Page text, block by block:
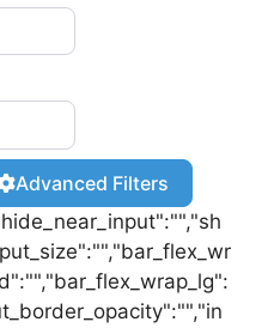
Advanced Filters